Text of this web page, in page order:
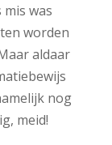
was
worden
aldaar
nog
meid!